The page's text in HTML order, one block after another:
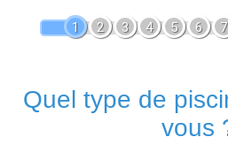
1 2 3 4 5 6 7
Quel type de
vous